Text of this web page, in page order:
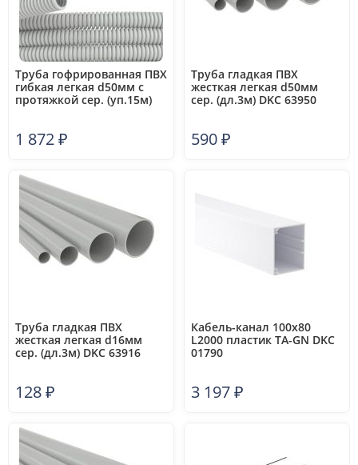
Труба гофрированная ПВХ
гибкая легкая d50мм с
протяжкой сер. (уп.15м)
1 872₽
Труба гладкая ПВХ
жесткая легкая d50мм
сер. (дл.3м) DKC 63950
590₽
Труба гладкая ПВХ
жесткая легкая d16мм
сер. (дл.3м) DKC 63916
128₽
Кабель-канал 100х80
L2000 пластик TA-GN DKC
01790
3 197₽